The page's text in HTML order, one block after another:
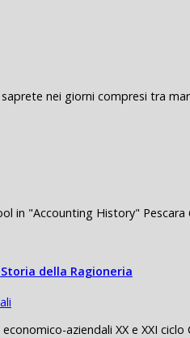
nei giorni compresi tra
in "Accounting History"
della Ragioneria
aziendali XX e XXI